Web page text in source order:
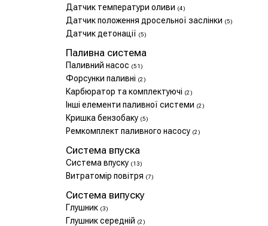
Датчик температури оливи (4)
Датчик положення дросельної заслінки (5)
Датчик детонації (5)
Паливна система
Паливний насос (51)
Форсунки паливні (2)
Карбюратор та комплектуючі (2)
Інші елементи паливної системи (2)
Кришка бензобаку (5)
Ремкомплект паливного насосу (2)
Система впуска
Система впуску (13)
Витратомір повітря (7)
Система випуску
Глушник (3)
Глушник середній (2)